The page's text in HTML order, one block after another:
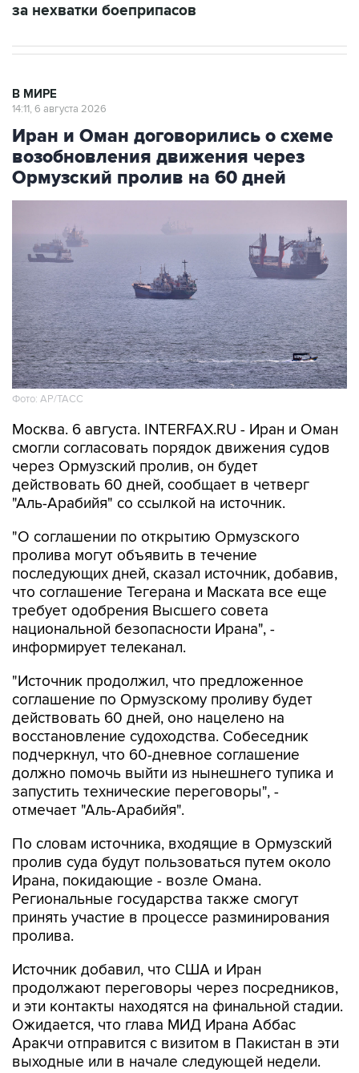
за нехватки боеприпасов
В МИРЕ
14:11, 6 августа 2026
Иран и Оман договорились о схеме
возобновления движения через
Ормузский пролив на 60 дней
Фото: AP/ТАСС
Москва. 6 августа. INTERFAX.RU - Иран и Оман
смогли согласовать порядок движения судов
через Ормузский пролив, он будет
действовать 60 дней, сообщает в четверг
"Аль-Арабийя" со ссылкой на источник.
"О соглашении по открытию Ормузского
пролива могут объявить в течение
последующих дней, сказал источник, добавив,
что соглашение Тегерана и Маската все еще
требует одобрения Высшего совета
национальной безопасности Ирана", -
информирует телеканал.
"Источник продолжил, что предложенное
соглашение по Ормузскому проливу будет
действовать 60 дней, оно нацелено на
восстановление судоходства. Собеседник
подчеркнул, что 60-дневное соглашение
должно помочь выйти из нынешнего тупика и
запустить технические переговоры", -
отмечает "Аль-Арабийя".
По словам источника, входящие в Ормузский
пролив суда будут пользоваться путем около
Ирана, покидающие - возле Омана.
Региональные государства также смогут
принять участие в процессе разминирования
пролива.
Источник добавил, что США и Иран
продолжают переговоры через посредников,
и эти контакты находятся на финальной стадии.
Ожидается, что глава МИД Ирана Аббас
Аракчи отправится с визитом в Пакистан в эти
выходные или в начале следующей недели.